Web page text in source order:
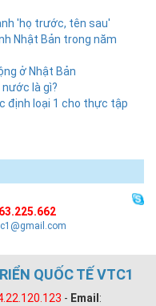
'họ trước, tên sau'
Nhật Bản trong năm
ở Nhật Bản
là gì?
định loại 1 cho thực tập
QUỐC TẾ VTC1
- Email :